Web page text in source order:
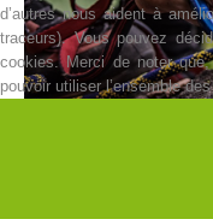
Histoire de
d’autres nous aident à
traceurs). Vous pouvez
cookies. Merci de noter
pouvoir utiliser l’ensemble